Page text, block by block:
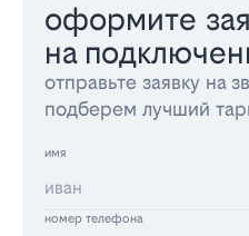
оформите
на
отправьте заявку на
подберем лучший
имя
номер телефона